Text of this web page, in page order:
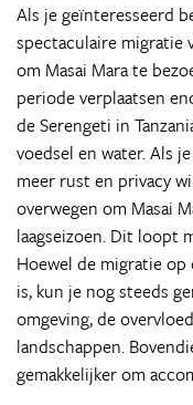
Als je geïnteresseerd
spectaculaire migratie
om Masai Mara te
periode verplaatsen
de Serengeti in
voedsel en water. Als
meer rust en privacy
overwegen om Masai
laagseizoen. Dit loopt
Hoewel de migratie
is, kun je nog steeds
omgeving, de
landschappen.
gemakkelijker om